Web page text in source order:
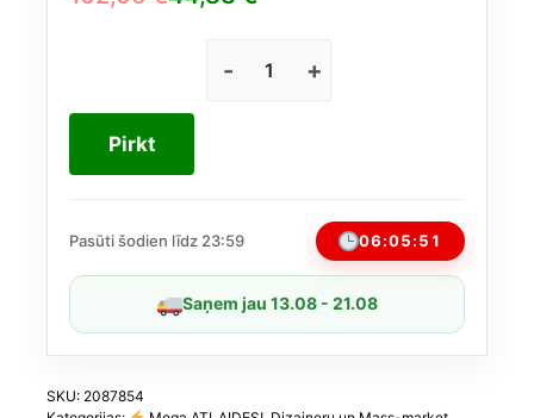
Original
102,00 €.
Current
44,83 €.
Gucci
Pirkt
Pasūti šodien līdz 23:59 06:05:51
Saņem jau 13.08 - 21.08
SKU: 2087854